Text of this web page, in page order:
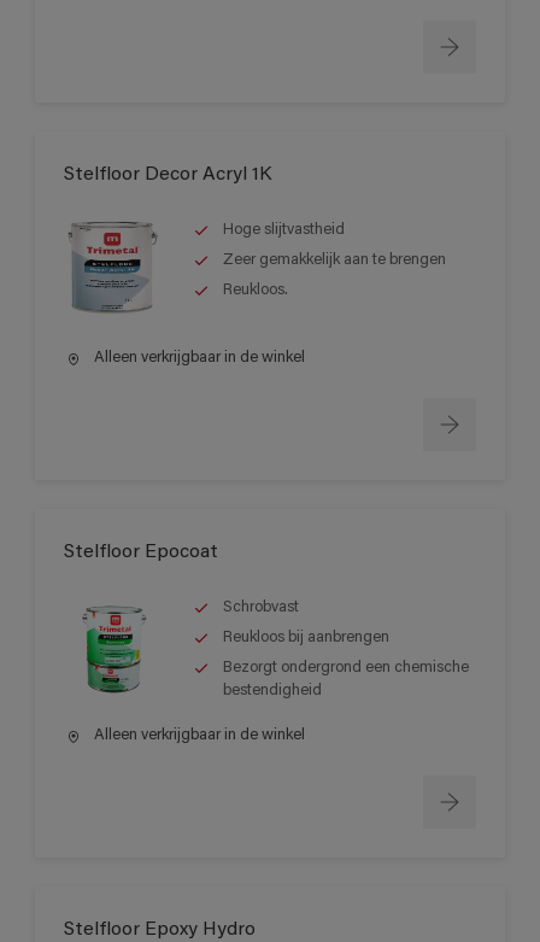
Stelfloor Decor Acryl 1K
Hoge slijtvastheid
Zeer gemakkelijk aan te brengen
Reukloos.
Alleen verkrijgbaar in de winkel
Stelfloor Epocoat
Schrobvast
Reukloos bij aanbrengen
Bezorgt ondergrond een chemische
bestendigheid
Alleen verkrijgbaar in de winkel
Stelfloor Epoxy Hydro